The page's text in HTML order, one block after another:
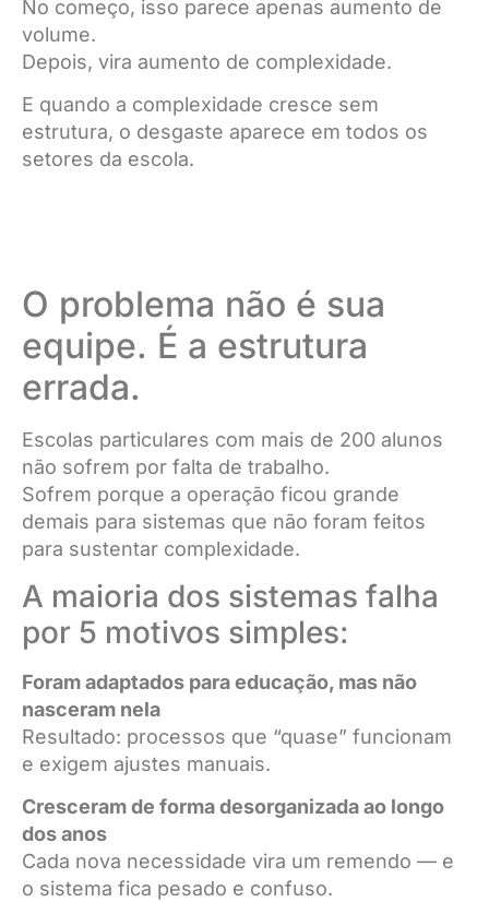
No começo, isso parece apenas aumento de
volume.
Depois, vira aumento de complexidade.
E quando a complexidade cresce sem
estrutura, o desgaste aparece em todos os
setores da escola.
O problema não é sua
equipe. É a estrutura
errada.
Escolas particulares com mais de 200 alunos
não sofrem por falta de trabalho.
Sofrem porque a operação ficou grande
demais para sistemas que não foram feitos
para sustentar complexidade.
A maioria dos sistemas falha
por 5 motivos simples:
Foram adaptados para educação, mas não
nasceram nela
Resultado: processos que “quase” funcionam
e exigem ajustes manuais.
Cresceram de forma desorganizada ao longo
dos anos
Cada nova necessidade vira um remendo — e
o sistema fica pesado e confuso.